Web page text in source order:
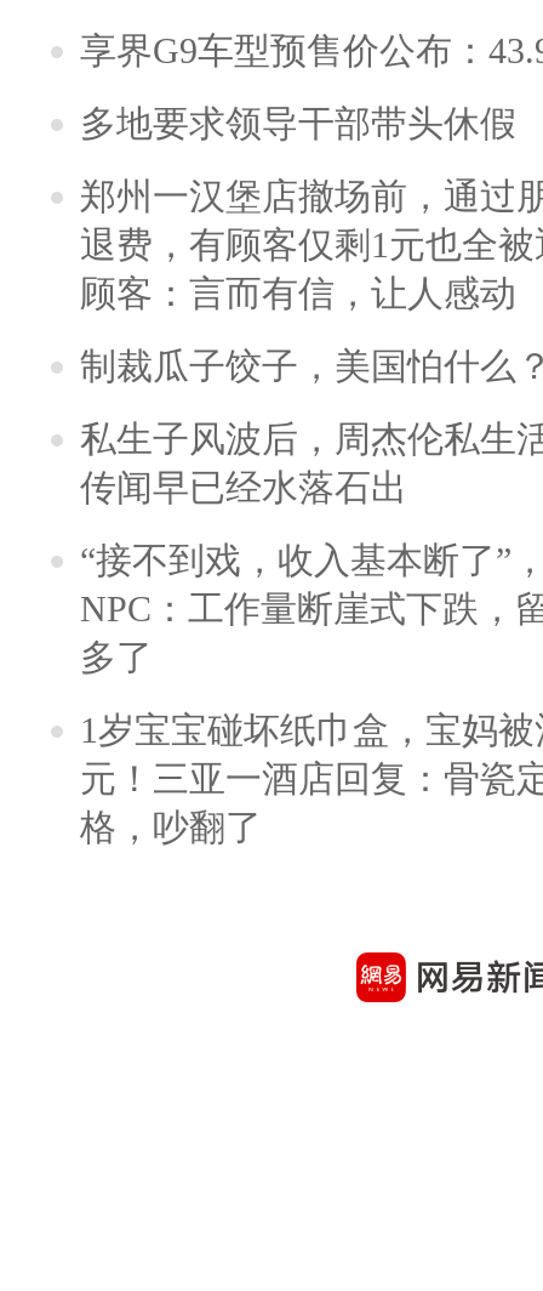
享界G9车型预售价公布：
多地要求领导干部带头休假
郑州一汉堡店撤场前，通过
退费，有顾客仅剩1元也全
顾客：言而有信，让人感动
制裁瓜子饺子，美国怕什么
私生子风波后，周杰伦私生
传闻早已经水落石出
“接不到戏，收入基本断了”
NPC：工作量断崖式下跌，
多了
1岁宝宝碰坏纸巾盒，宝妈
元！三亚一酒店回复：骨瓷
格，吵翻了